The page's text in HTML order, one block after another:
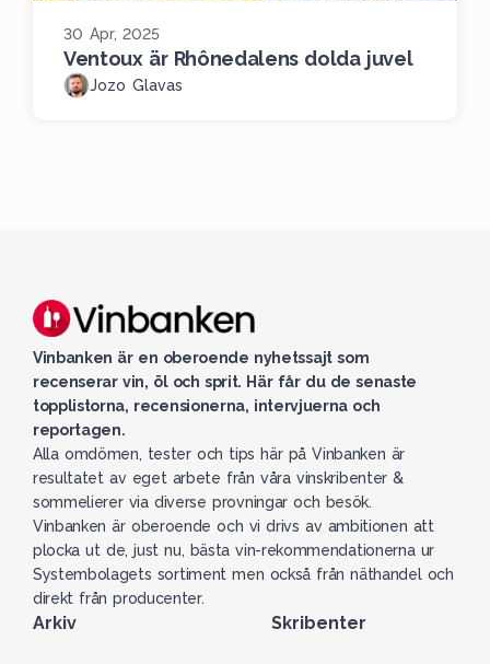
30 Apr, 2025
Ventoux är Rhônedalens dolda juvel
Jozo Glavas
Vinbanken är en oberoende nyhetssajt som
recenserar vin, öl och sprit. Här får du de senaste
topplistorna, recensionerna, intervjuerna och
reportagen.
Alla omdömen, tester och tips här på Vinbanken är
resultatet av eget arbete från våra vinskribenter &
sommelierer via diverse provningar och besök.
Vinbanken är oberoende och vi drivs av ambitionen att
plocka ut de, just nu, bästa vin-rekommendationerna ur
Systembolagets sortiment men också från näthandel och
direkt från producenter.
Arkiv Skribenter